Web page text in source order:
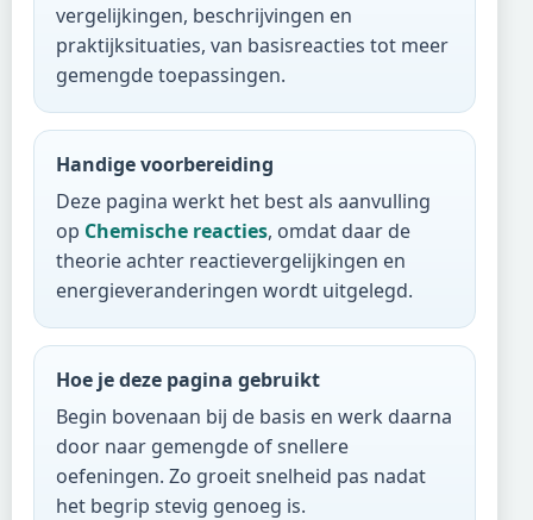
vergelijkingen, beschrijvingen en
praktijksituaties, van basisreacties tot meer
gemengde toepassingen.
Handige voorbereiding
Deze pagina werkt het best als aanvulling
op Chemische reacties, omdat daar de
theorie achter reactievergelijkingen en
energieveranderingen wordt uitgelegd.
Hoe je deze pagina gebruikt
Begin bovenaan bij de basis en werk daarna
door naar gemengde of snellere
oefeningen. Zo groeit snelheid pas nadat
het begrip stevig genoeg is.